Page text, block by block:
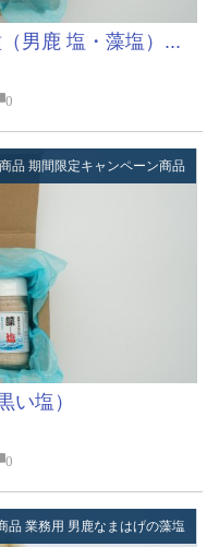
男鹿 塩・藻塩）...
0
商品 期間限定キャンペーン商品
い塩）
0
品 業務用 男鹿なまはげの藻塩